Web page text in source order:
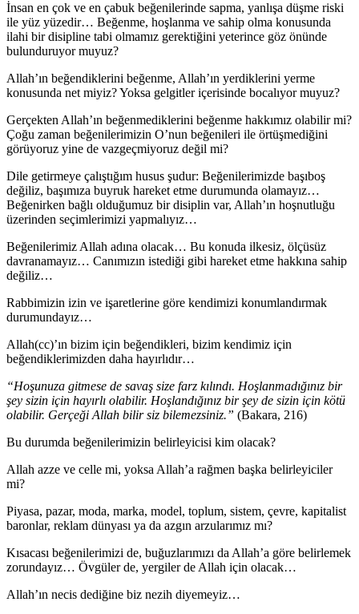
İnsan en çok ve en çabuk beğenilerinde sapma, yanlışa düşme riski
ile yüz yüzedir… Beğenme, hoşlanma ve sahip olma konusunda
ilahi bir disipline tabi olmamız gerektiğini yeterince göz önünde
bulunduruyor muyuz?
Allah’ın beğendiklerini beğenme, Allah’ın yerdiklerini yerme
konusunda net miyiz? Yoksa gelgitler içerisinde bocalıyor muyuz?
Gerçekten Allah’ın beğenmediklerini beğenme hakkımız olabilir mi?
Çoğu zaman beğenilerimizin O’nun beğenileri ile örtüşmediğini
görüyoruz yine de vazgeçmiyoruz değil mi?
Dile getirmeye çalıştığım husus şudur: Beğenilerimizde başıboş
değiliz, başımıza buyruk hareket etme durumunda olamayız…
Beğenirken bağlı olduğumuz bir disiplin var, Allah’ın hoşnutluğu
üzerinden seçimlerimizi yapmalıyız…
Beğenilerimiz Allah adına olacak… Bu konuda ilkesiz, ölçüsüz
davranamayız… Canımızın istediği gibi hareket etme hakkına sahip
değiliz…
Rabbimizin izin ve işaretlerine göre kendimizi konumlandırmak
durumundayız…
Allah(cc)’ın bizim için beğendikleri, bizim kendimiz için
beğendiklerimizden daha hayırlıdır…
“Hoşunuza gitmese de savaş size farz kılındı. Hoşlanmadığınız bir
şey sizin için hayırlı olabilir. Hoşlandığınız bir şey de sizin için kötü
olabilir. Gerçeği Allah bilir siz bilemezsiniz.” (Bakara, 216)
Bu durumda beğenilerimizin belirleyicisi kim olacak?
Allah azze ve celle mi, yoksa Allah’a rağmen başka belirleyiciler
mi?
Piyasa, pazar, moda, marka, model, toplum, sistem, çevre, kapitalist
baronlar, reklam dünyası ya da azgın arzularımız mı?
Kısacası beğenilerimizi de, buğuzlarımızı da Allah’a göre belirlemek
zorundayız… Övgüler de, yergiler de Allah için olacak…
Allah’ın necis dediğine biz nezih diyemeyiz…